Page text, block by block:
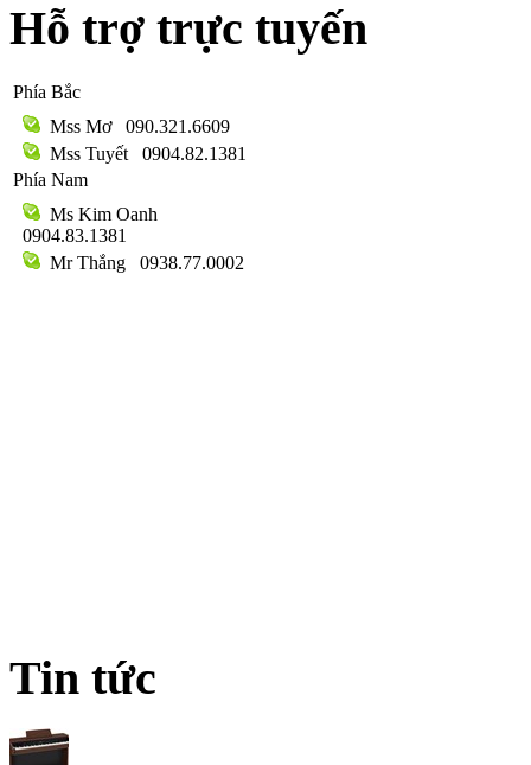
Hỗ trợ trực tuyến
Phía Bắc
Mss Mơ
090.321.6609
Mss Tuyết
0904.82.1381
Phía Nam
Ms Kim Oanh
0904.83.1381
Mr Thắng
0938.77.0002
Tin tức